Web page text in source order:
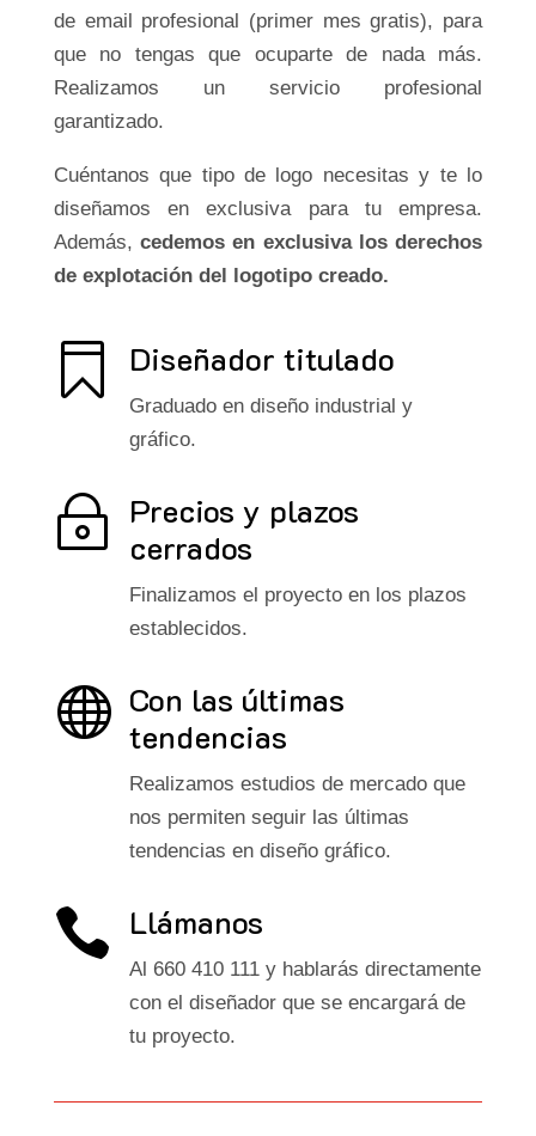
de email profesional (primer mes gratis), para
que no tengas que ocuparte de nada más.
Realizamos un servicio profesional
garantizado.
Cuéntanos que tipo de logo necesitas y te lo
diseñamos en exclusiva para tu empresa.
Además,cedemos en exclusiva los derechos
de explotación del logotipo creado.
 Diseñador titulado
Graduado en diseño industrial y
gráfico.
~ Precios y plazos
cerrados
Finalizamos el proyecto en los plazos
establecidos.
 Con las últimas
tendencias
Realizamos estudios de mercado que
nos permiten seguir las últimas
tendencias en diseño gráfico.
 Llámanos
Al 660 410 111 y hablarás directamente
con el diseñador que se encargará de
tu proyecto.